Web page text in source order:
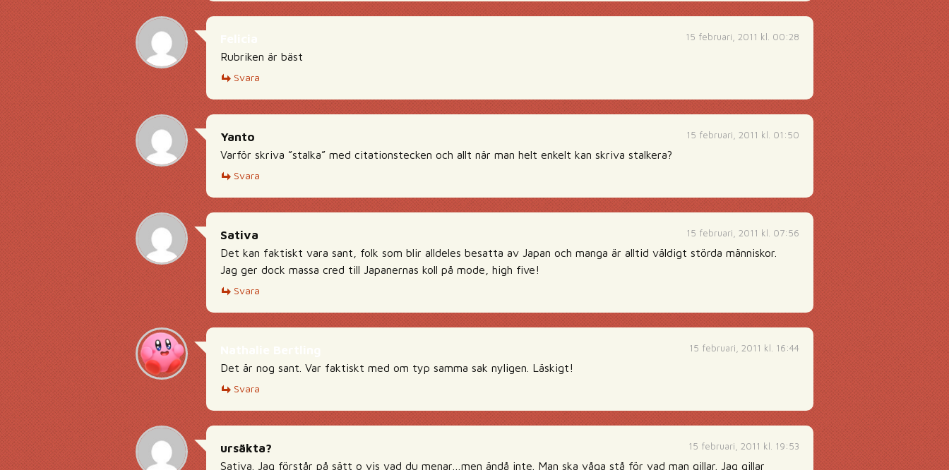
15 februari, 2011 kl. 00:28
Rubriken är bäst
Svara
15 februari, 2011 kl. 01:50
Yanto
Varför skriva ”stalka” med citationstecken och allt när man helt enkelt kan skriva stalkera?
Svara
15 februari, 2011 kl. 07:56
Sativa
Det kan faktiskt vara sant, folk som blir alldeles besatta av Japan och manga är alltid väldigt störda människor.
Jag ger dock massa cred till Japanernas koll på mode, high five!
Svara
15 februari, 2011 kl. 16:44
Det är nog sant. Var faktiskt med om typ samma sak nyligen. Läskigt!
Svara
15 februari, 2011 kl. 19:53
ursäkta?
Sativa. Jag förstår på sätt o vis vad du menar…men ändå inte. Man ska våga stå för vad man gillar. Jag gillar